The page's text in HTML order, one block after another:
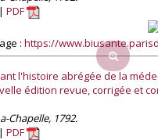
PDF
: https://
l'histoire abrégée de la
édition revue, corrigée et
Chapelle, 1792.
PDF